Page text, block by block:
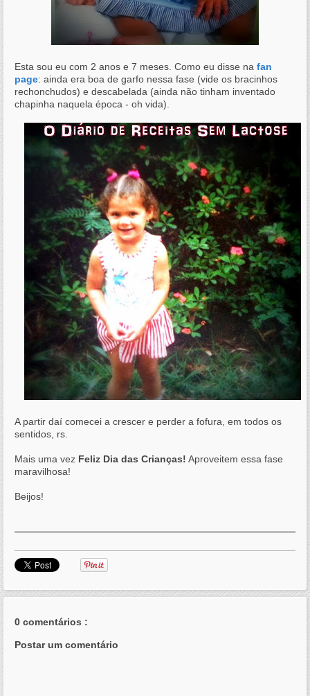
Esta sou eu com 2 anos e 7 meses. Como eu disse na fan
page: ainda era boa de garfo nessa fase (vide os bracinhos
rechonchudos) e descabelada (ainda não tinham inventado
chapinha naquela época - oh vida).
A partir daí comecei a crescer e perder a fofura, em todos os
sentidos, rs.
Mais uma vez Feliz Dia das Crianças! Aproveitem essa fase
maravilhosa!
Beijos!
0 comentários :
Postar um comentário